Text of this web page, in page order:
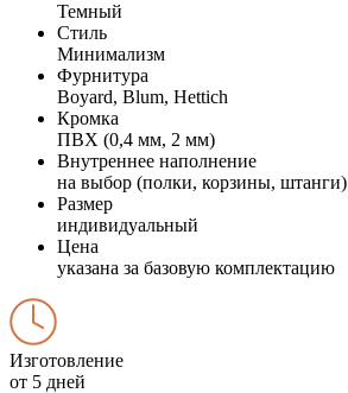
Темный
Стиль
Минимализм
Фурнитура
Boyard, Blum, Hettich
Кромка
ПВХ (0,4 мм, 2 мм)
Внутреннее наполнение
на выбор (полки, корзины, штанги)
Размер
индивидуальный
Цена
указана за базовую комплектацию
Изготовление
от 5 дней